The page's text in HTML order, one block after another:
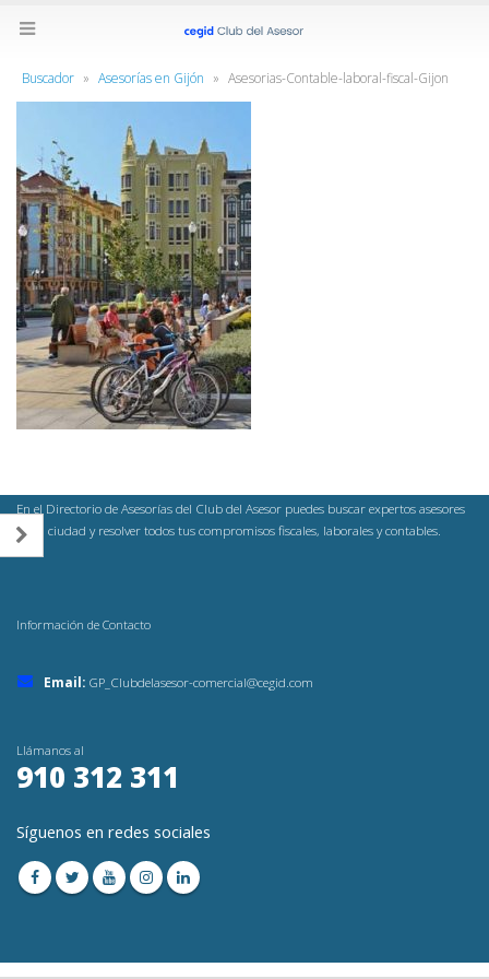
Buscador » Asesorías en Gijón » Asesorias-Contable-laboral-fiscal-Gijon
En el Directorio de Asesorías del Club del Asesor puedes buscar expertos asesores
en tu ciudad y resolver todos tus compromisos fiscales, laborales y contables.
Información de Contacto
Email: GP_Clubdelasesor-comercial@cegid.com
Llámanos al
910 312 311
Síguenos en redes sociales